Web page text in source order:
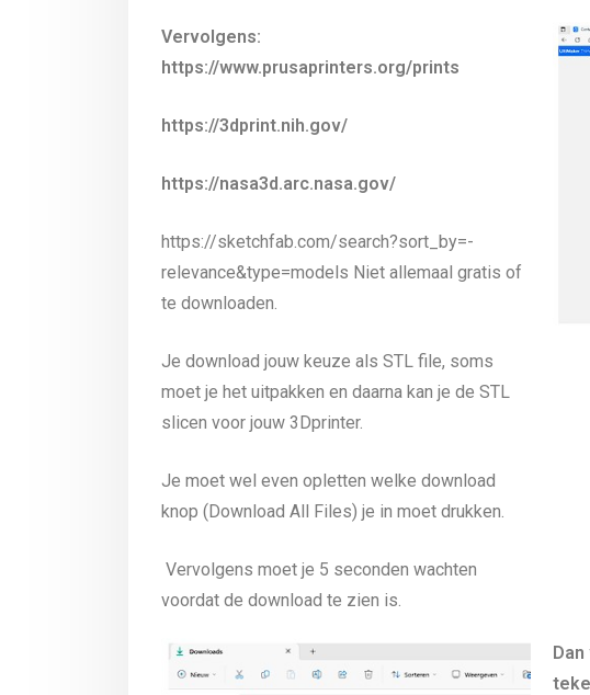
Vervolgens:
https://www.prusaprinters.org/prints
https://3dprint.nih.gov/
https://nasa3d.arc.nasa.gov/
https://sketchfab.com/search?sort_by=-
relevance&type=models Niet allemaal gratis of
te downloaden.
Je download jouw keuze als STL file, soms
moet je het uitpakken en daarna kan je de STL
slicen voor jouw 3Dprinter.
Je moet wel even opletten welke download
knop (Download All Files) je in moet drukken.
Vervolgens moet je 5 seconden wachten
voordat de download te zien is.